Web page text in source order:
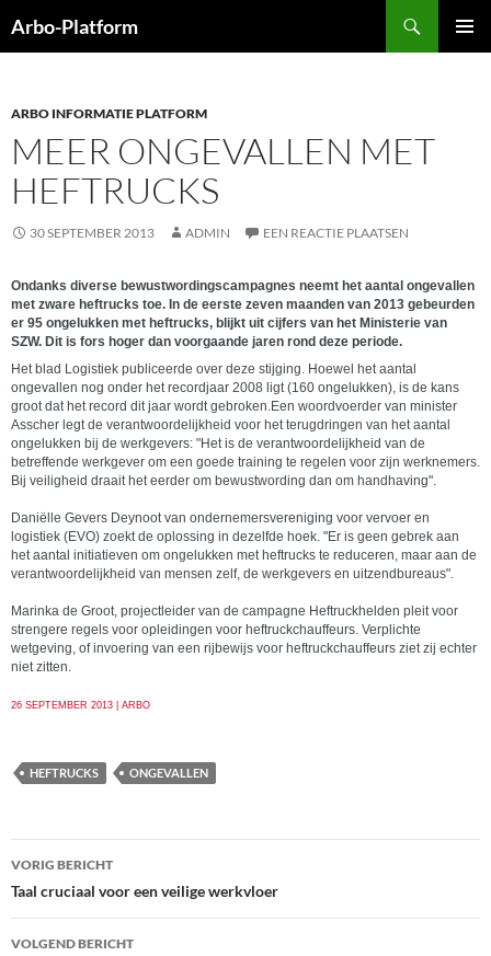
naar
Arbo-Platform
ARBO INFORMATIE PLATFORM
MEER ONGEVALLEN MET
HEFTRUCKS
30 SEPTEMBER 2013 ADMIN EEN REACTIE PLAATSEN
Ondanks diverse bewustwordingscampagnes neemt het aantal ongevallen
met zware heftrucks toe. In de eerste zeven maanden van 2013 gebeurden
er 95 ongelukken met heftrucks, blijkt uit cijfers van het Ministerie van
SZW. Dit is fors hoger dan voorgaande jaren rond deze periode.
Het blad Logistiek publiceerde over deze stijging. Hoewel het aantal
ongevallen nog onder het recordjaar 2008 ligt (160 ongelukken), is de kans
groot dat het record dit jaar wordt gebroken.Een woordvoerder van minister
Asscher legt de verantwoordelijkheid voor het terugdringen van het aantal
ongelukken bij de werkgevers: "Het is de verantwoordelijkheid van de
betreffende werkgever om een goede training te regelen voor zijn werknemers.
Bij veiligheid draait het eerder om bewustwording dan om handhaving".
Daniëlle Gevers Deynoot van ondernemersvereniging voor vervoer en
logistiek (EVO) zoekt de oplossing in dezelfde hoek. "Er is geen gebrek aan
het aantal initiatieven om ongelukken met heftrucks te reduceren, maar aan de
verantwoordelijkheid van mensen zelf, de werkgevers en uitzendbureaus".
Marinka de Groot, projectleider van de campagne Heftruckhelden pleit voor
strengere regels voor opleidingen voor heftruckchauffeurs. Verplichte
wetgeving, of invoering van een rijbewijs voor heftruckchauffeurs ziet zij echter
niet zitten.
26 SEPTEMBER 2013 | ARBO
HEFTRUCKS ONGEVALLEN
Bericht
navigatie
VORIG BERICHT
Taal cruciaal voor een veilige werkvloer
VOLGEND BERICHT